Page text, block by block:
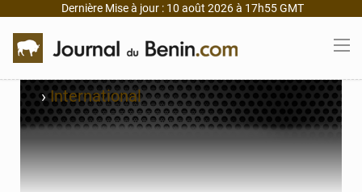
Dernière Mise à jour : 10 août 2026 à 17h55 GMT
›International